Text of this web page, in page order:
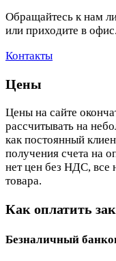
Обращайтесь к нам
или приходите в офис.
Контакты
Цены
Цены на сайте
рассчитывать на
как постоянный
получения счета на
нет цен без НДС, все
товара.
Как оплатить
Безналичный